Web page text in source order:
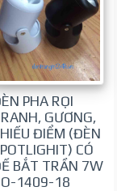
PHA RỌI
GƯƠNG,
ĐIỂM (ĐÈN
CÓ
BẮT TRẦN 7W
1409-18